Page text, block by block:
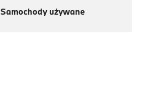
Samochody używane